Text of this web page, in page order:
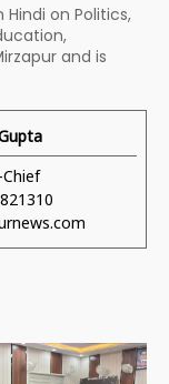
Hindi on Politics,
and is